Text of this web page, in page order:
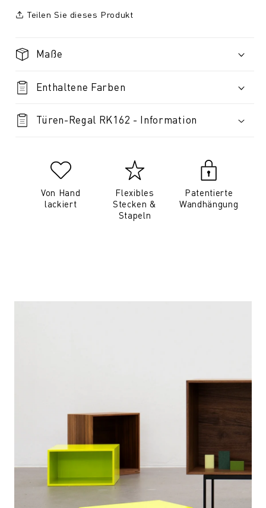
Teilen Sie dieses Produkt
Maße
Enthaltene Farben
Türen-Regal RK162 - Information
Von Hand
lackiert
Flexibles
Stecken &
Stapeln
Patentierte
Wandhängung